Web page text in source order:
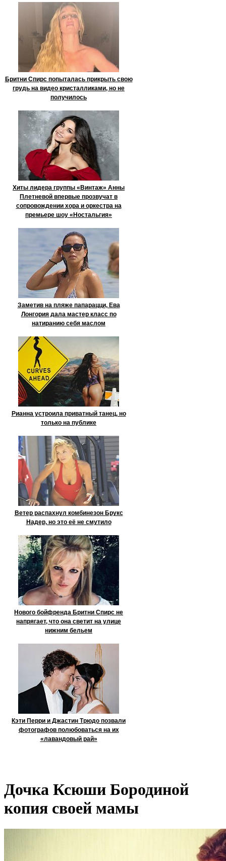
Бритни Спирс попыталась прикрыть свою
грудь на видео кристалликами, но не
получилось
Хиты лидера группы «Винтаж» Анны
Плетневой впервые прозвучат в
сопровождении хора и оркестра на
премьере шоу «Ностальгия»
Заметив на пляже папарацци, Ева
Лонгория дала мастер класс по
натиранию себя маслом
Рианна устроила приватный танец, но
только на публике
Ветер распахнул комбинезон Брукс
Надер, но это её не смутило
Нового бойфренда Бритни Спирс не
напрягает, что она светит на улице
нижним бельем
Кэти Перри и Джастин Трюдо позвали
фотографов полюбоваться на их
«лавандовый рай»
Дочка Ксюши Бородиной
копия своей мамы